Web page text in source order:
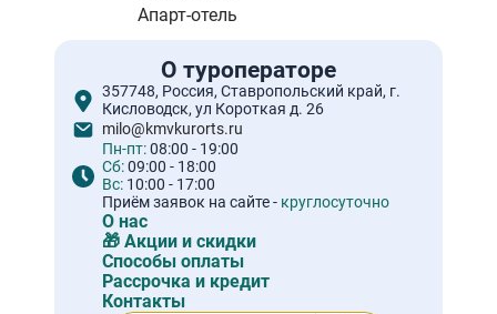
Апарт-отель
О туроператоре
357748, Россия, Ставропольский край, г.
Кисловодск, ул Короткая д. 26
milo@kmvkurorts.ru
Пн-пт:08:00 - 19:00
Сб:09:00 - 18:00
Вс: 10:00 - 17:00
Приём заявок на сайте - круглосуточно
О нас
🎁 Акции и скидки
Способы оплаты
Рассрочка и кредит
Контакты